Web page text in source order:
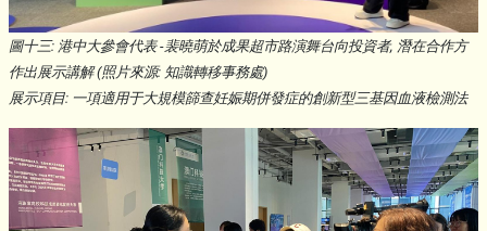
圖十三: 港中大參會代表 -裴曉萌於成果超市路演舞台向投資者, 潛在合作方
作出展示講解 (照片來源: 知識轉移事務處)
展示項目: 一項適用于大規模篩查妊娠期併發症的創新型三基因血液檢測法